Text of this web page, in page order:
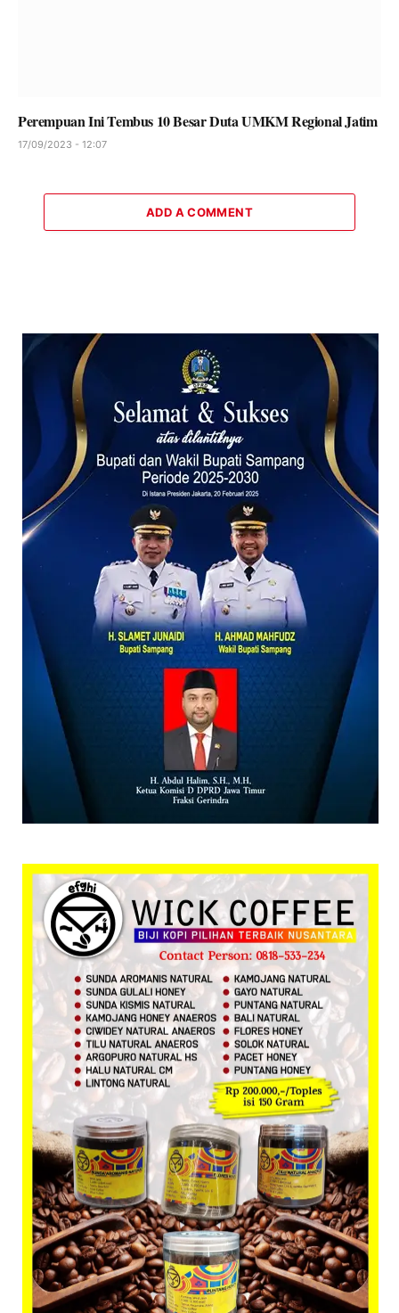
Perempuan Ini Tembus 10 Besar Duta UMKM Regional Jatim
17/09/2023 - 12:07
ADD A COMMENT